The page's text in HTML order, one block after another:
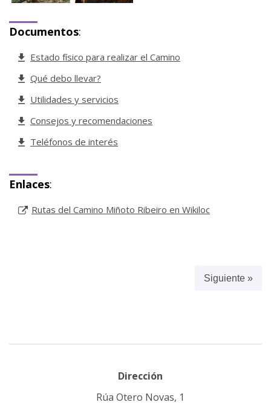
Documentos:
Estado físico para realizar el Camino
Qué debo llevar?
Utilidades y servicios
Consejos y recomendaciones
Teléfonos de interés
Enlaces:
Rutas del Camino Miñoto Ribeiro en Wikiloc
Siguiente »
Dirección
Rúa Otero Novas, 1